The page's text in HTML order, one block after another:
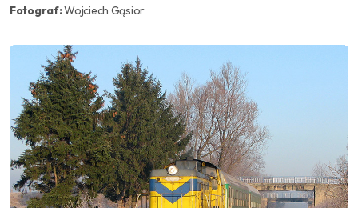
Fotograf:Wojciech Gąsior